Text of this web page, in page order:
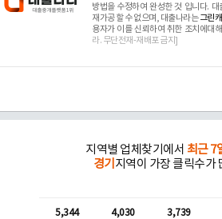
방법을 수정하여 완성한 것 입니다.
재가공 할 수 없으며, 대출나라는그린
용자가 이를 신뢰하여 취한 조치에대
라. 무단전재-재배포 금지]
지역별 업체찾기에서 최근 7
경기 지역이 가장 클릭수가
5,344 4,030 3,739